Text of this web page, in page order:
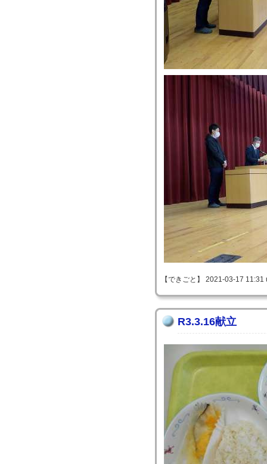
【できごと】 2021-03-17
R3.3.16献立